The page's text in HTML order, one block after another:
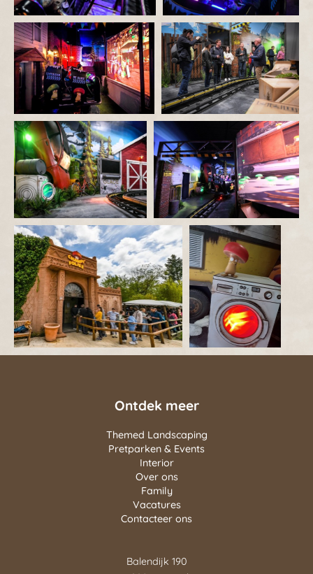
Ontdek meer
Themed Landscaping
Pretparken & Events
Interior
Over ons
Family
Vacatures
Contacteer ons
Balendijk 190